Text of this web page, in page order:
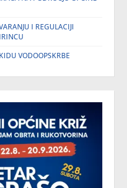
I REGULACIJI
VODOOPSKRBE